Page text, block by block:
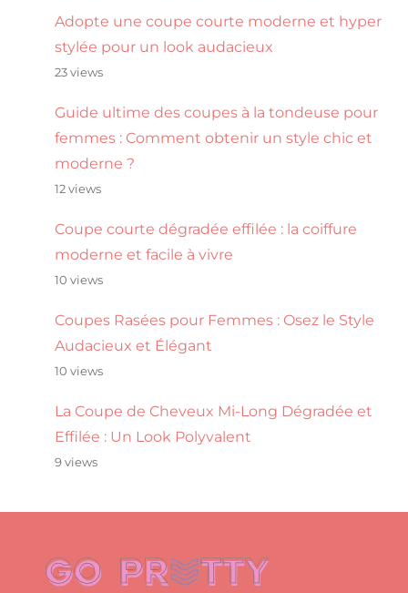
Adopte une coupe courte moderne et hyper
stylée pour un look audacieux
23 views
Guide ultime des coupes à la tondeuse pour
femmes : Comment obtenir un style chic et
moderne ?
12 views
Coupe courte dégradée effilée : la coiffure
moderne et facile à vivre
10 views
Coupes Rasées pour Femmes : Osez le Style
Audacieux et Élégant
10 views
La Coupe de Cheveux Mi-Long Dégradée et
Effilée : Un Look Polyvalent
9 views